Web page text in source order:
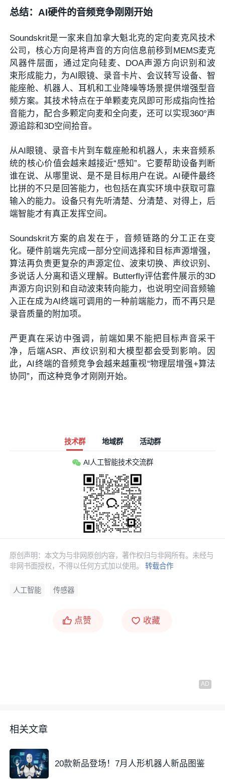
总结：AI硬件的音频竞争刚刚开始
Soundskrit是一家来自加拿大魁北克的定向麦克风技术
公司，核心方向是将声音的方向信息前移到MEMS麦克
风器件层面，通过定向硅麦、DOA声源方向识别和波
束形成能力，为AI眼镜、录音卡片、会议转写设备、智
能座舱、机器人、耳机和工业降噪等场景提供增强型音
频方案。其技术特点在于单颗麦克风即可形成指向性拾
音能力，配合多颗定向麦和全向麦，还可以实现360°声
源追踪和3D空间拾音。
从AI眼镜、录音卡片到车载座舱和机器人，未来音频系
统的核心价值会越来越接近“感知”。它要帮助设备判断
谁在说、从哪里说、是不是目标用户在说。AI硬件最终
比拼的不只是回答能力，也包括在真实环境中获取可靠
输入的能力。设备只有先听清楚、分清楚、对得上，后
端智能才有真正发挥空间。
Soundskrit方案的启发在于，音频链路的分工正在变
化。硬件前端先完成一部分空间选择和目标声源增强，
算法再负责更复杂的声源定位、波束切换、声纹识别、
多说话人分离和语义理解。Butterfly评估套件展示的3D
声源方向识别和自动波束转向能力，也说明空间音频输
入正在成为AI终端可调用的一种前端能力，而不再只是
录音质量的附加项。
严更真在采访中强调，前端如果不能把目标声音采干
净，后端ASR、声纹识别和大模型都会受到影响。因
此，AI终端的音频竞争会越来越重视“物理层增强+算法
协同”，而这种竞争才刚刚开始。
技术群 地域群 活动群
AI人工智能技术交流群
原创声明：本文为与非网原创内容，著作权归与非网所有。未经与
非网书面授权，不得以任何方式加以使用。转载合作
人工智能 传感器
点赞 收藏
相关文章
20款新品登场！7月人形机器人新品图鉴